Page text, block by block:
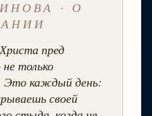
· О
пред
только
Это каждый день:
своей